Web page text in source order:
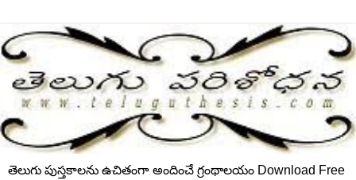
తెలుగు పుస్తకాలను ఉచితంగా అందించే గ్రంథాలయం Download Free